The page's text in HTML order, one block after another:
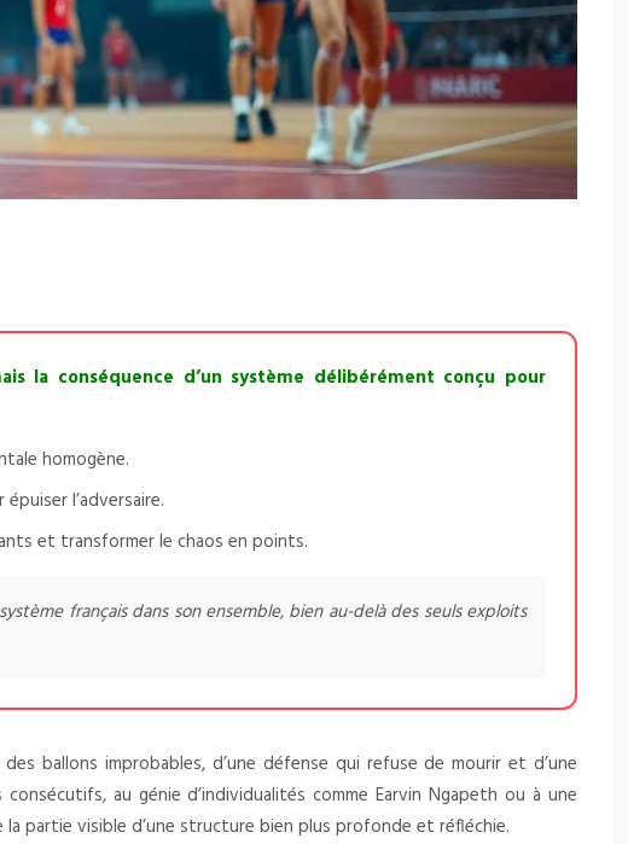
la conséquence d’un système délibérément conçu pour
homogène.
l’adversaire.
et transformer le chaos en points.
français dans son ensemble, bien au-delà des seuls exploits
ballons improbables, d’une défense qui refuse de mourir et d’une
au génie d’individualités comme Earvin Ngapeth ou à une
partie visible d’une structure bien plus profonde et réfléchie.